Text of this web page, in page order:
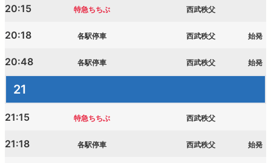
20:15 特急ちちぶ 西武秩父
20:18 各駅停車 西武秩父 始発
20:48 各駅停車 西武秩父 始発
21
21:15 特急ちちぶ 西武秩父
21:18 各駅停車 西武秩父 始発